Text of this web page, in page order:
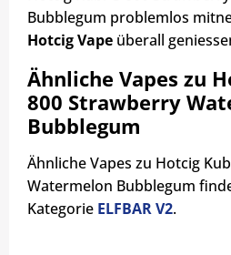
Bubblegum problemlos
Hotcig Vape überall
Ähnliche Vapes zu
800 Strawberry
Bubblegum
Ähnliche Vapes zu Hotcig
Watermelon Bubblegum
Kategorie ELFBAR V2.